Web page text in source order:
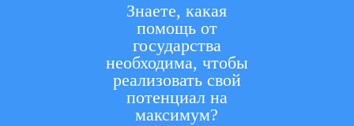
Знаете, какая
помощь от
государства
необходима, чтобы
реализовать свой
потенциал на
максимум?